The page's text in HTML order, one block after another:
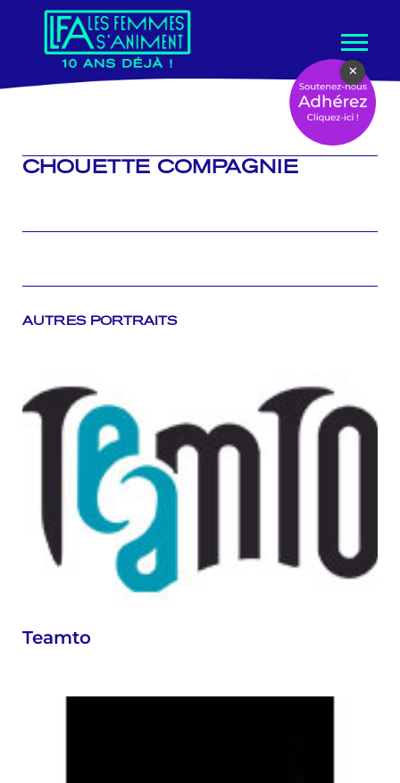
contenu
CHOUETTE COMPAGNIE
AUTRES PORTRAITS
Teamto
×